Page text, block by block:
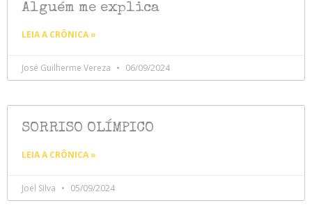
Alguém me explica
LEIA A CRÔNICA »
José Guilherme Vereza 06/09/2024
SORRISO OLÍMPICO
LEIA A CRÔNICA »
Joel Silva 05/09/2024